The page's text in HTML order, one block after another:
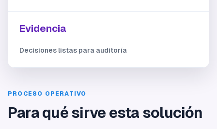
Evidencia
Decisiones listas para auditoría
PROCESO OPERATIVO
Para qué sirve esta solución